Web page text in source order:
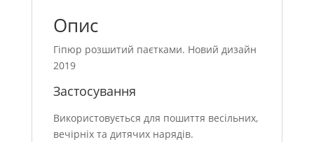
Опис
Гіпюр розшитий паєтками. Новий дизайн
2019
Застосування
Використовується для пошиття весільних,
вечірніх та дитячих нарядів.